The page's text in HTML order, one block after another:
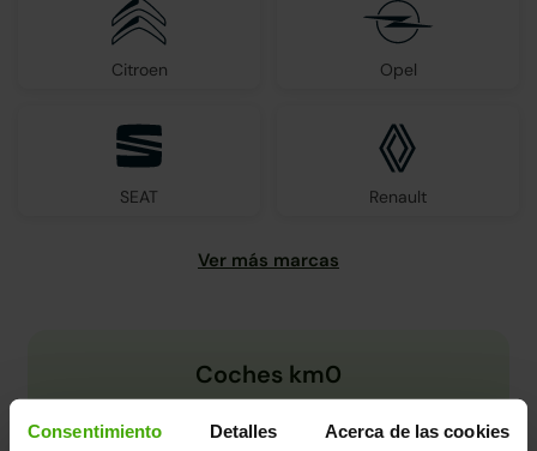
Consentimiento Detalles Acerca de las cookies
Citroen Opel
SEAT Renault
Coches km0